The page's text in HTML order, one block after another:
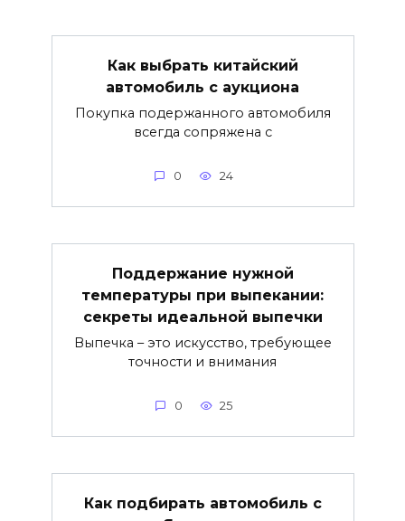
Как выбрать китайский
автомобиль с аукциона
Покупка подержанного автомобиля
всегда сопряжена с
0 24
Поддержание нужной
температуры при выпекании:
секреты идеальной выпечки
Выпечка – это искусство, требующее
точности и внимания
0 25
Как подбирать автомобиль с